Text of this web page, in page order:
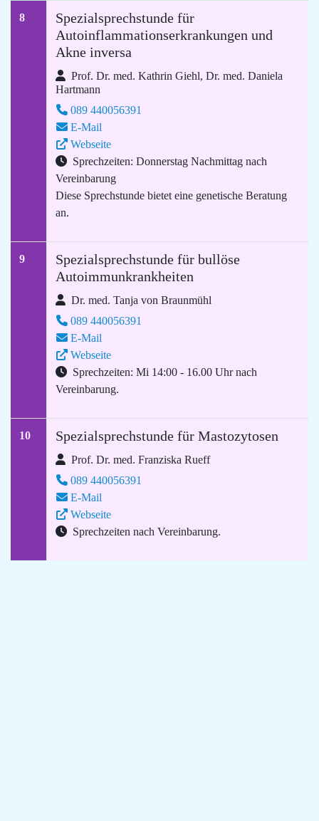
8
Spezialsprechstunde für
Autoinflammationserkrankungen und
Akne inversa
Prof. Dr. med. Kathrin Giehl, Dr. med. Daniela
Hartmann
089 440056391
E-Mail
Webseite
Sprechzeiten: Donnerstag Nachmittag nach
Vereinbarung
Diese Sprechstunde bietet eine genetische Beratung
an.
9
Spezialsprechstunde für bullöse
Autoimmunkrankheiten
Dr. med. Tanja von Braunmühl
089 440056391
E-Mail
Webseite
Sprechzeiten: Mi 14:00 - 16.00 Uhr nach
Vereinbarung.
10 Spezialsprechstunde für Mastozytosen
Prof. Dr. med. Franziska Rueff
089 440056391
E-Mail
Webseite
Sprechzeiten nach Vereinbarung.